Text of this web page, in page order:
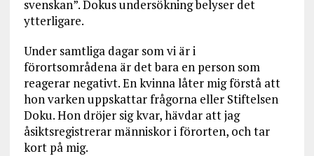
svenskan”. Dokus undersökning belyser det
ytterligare.
Under samtliga dagar som vi är i
förortsområdena är det bara en person som
reagerar negativt. En kvinna låter mig förstå att
hon varken uppskattar frågorna eller Stiftelsen
Doku. Hon dröjer sig kvar, hävdar att jag
åsiktsregistrerar människor i förorten, och tar
kort på mig.